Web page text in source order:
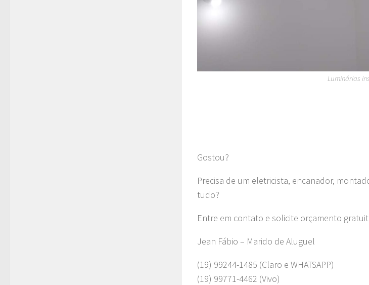
Luminárias
Gostou?
Precisa de um eletricista, encanador,
tudo?
Entre em contato e solicite orçamento
Jean Fábio – Marido de Aluguel
(19) 99244-1485 (Claro e WHATSAPP)
(19) 99771-4462 (Vivo)